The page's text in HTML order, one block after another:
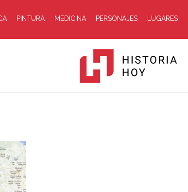
PINTURA MEDICINA PERSONAJES LUGARES